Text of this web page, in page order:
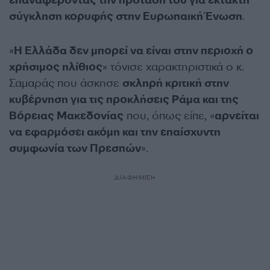
σύγκληση κορυφής στην Ευρωπαική Ένωση.
«Η Ελλάδα δεν μπορεί να είναι στην περιοχή ο
χρήσιμος ηλίθιος» τόνισε χαρακτηριστικά ο κ.
Σαμαράς που άσκησε σκληρή κριτική στην
κυβέρνηση για τις προκλήσεις Ράμα και της
Βόρειας Μακεδονίας που, όπως είπε, «αρνείται
να εφαρμόσει ακόμη και την επαίσχυντη
συμφωνία των Πρεσπών».
ΔΙΑΦΗΜΙΣΗ